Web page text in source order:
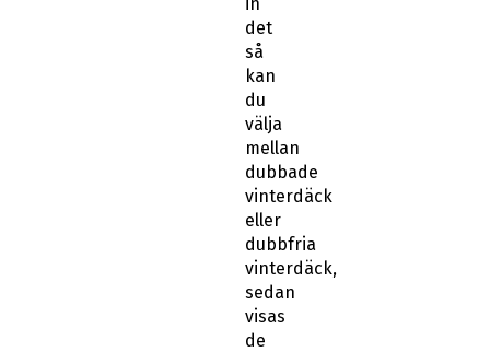
det
så
kan
du
välja
mellan
dubbade
vinterdäck
eller
dubbfria
vinterdäck,
sedan
visas
de